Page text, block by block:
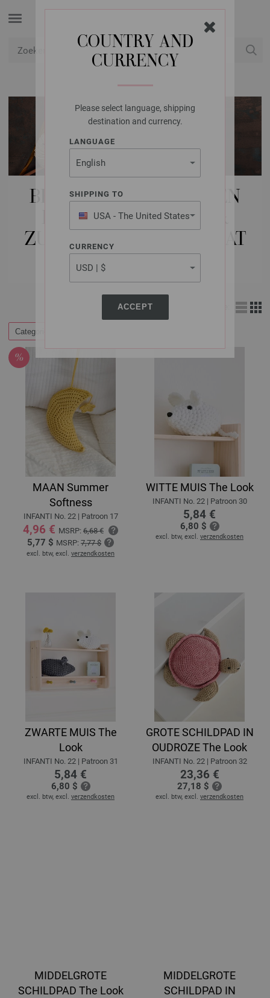
COUNTRY AND
CURRENCY
Please select language, shipping
destination and currency.
LANGUAGE
SHIPPING TO
USA - The United States
of America
CURRENCY
ACCEPT
BREI-/HAAKPAKKETTEN
KINDEREN | BABIES &
ZUIGELINGEN (TOT MAAT
98) | ACCESSORIES
Categorieën
MAAN Summer
Softness
INFANTI No. 22 | Patroon 17
4,96 € MSRP: 6,68 €
5,77 $ MSRP: 7,77 $
excl. btw, excl. verzendkosten
WITTE MUIS The Look
INFANTI No. 22 | Patroon 30
5,84 €
6,80 $
excl. btw, excl. verzendkosten
ZWARTE MUIS The
Look
INFANTI No. 22 | Patroon 31
5,84 €
6,80 $
excl. btw, excl. verzendkosten
GROTE SCHILDPAD IN
OUDROZE The Look
INFANTI No. 22 | Patroon 32
23,36 €
27,18 $
excl. btw, excl. verzendkosten
MIDDELGROTE
SCHILDPAD The Look
MIDDELGROTE
SCHILDPAD IN